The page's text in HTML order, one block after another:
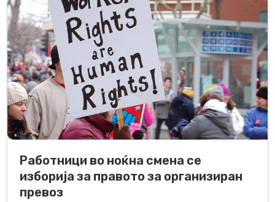
Работници во ноќна смена се
изборија за правото за организиран
превоз